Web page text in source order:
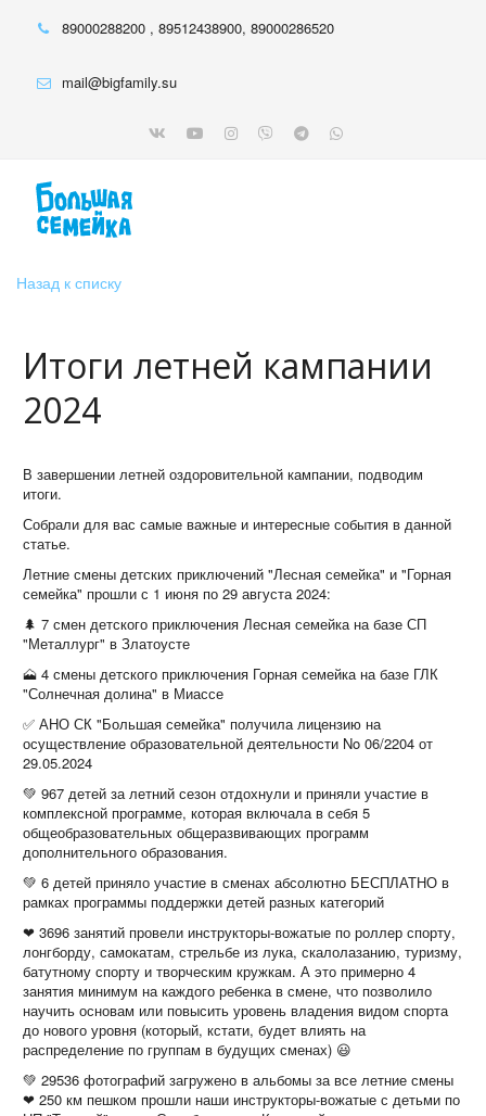
89000288200 , 89512438900, 89000286520
mail@bigfamily.su
Назад к списку
Итоги летней кампании
2024
В завершении летней оздоровительной кампании, подводим
итоги.
Собрали для вас самые важные и интересные события в данной
статье.
Летние смены детских приключений "Лесная семейка" и "Горная
семейка" прошли с 1 июня по 29 августа 2024:
🌲 7 смен детского приключения Лесная семейка на базе СП
"Металлург" в Златоусте
🗻 4 смены детского приключения Горная семейка на базе ГЛК
"Солнечная долина" в Миассе
✅ АНО СК "Большая семейка" получила лицензию на
осуществление образовательной деятельности No 06/2204 от
29.05.2024
💚 967 детей за летний сезон отдохнули и приняли участие в
комплексной программе, которая включала в себя 5
общеобразовательных общеразвивающих программ
дополнительного образования.
💚 6 детей приняло участие в сменах абсолютно БЕСПЛАТНО в
рамках программы поддержки детей разных категорий
❤ 3696 занятий провели инструкторы-вожатые по роллер спорту,
лонгборду, самокатам, стрельбе из лука, скалолазанию, туризму,
батутному спорту и творческим кружкам. А это примерно 4
занятия минимум на каждого ребенка в смене, что позволило
научить основам или повысить уровень владения видом спорта
до нового уровня (который, кстати, будет влиять на
распределение по группам в будущих сменах) 😃
💚 29536 фотографий загружено в альбомы за все летние смены
❤ 250 км пешком прошли наши инструкторы-вожатые с детьми по